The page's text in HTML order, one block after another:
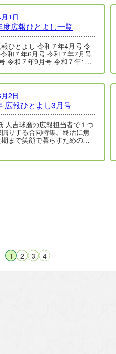
1日
度広報ひとよし一覧
令和７年4月号 令
和７年6月号 令和７年7月号
令和７年9月号 令和７年10
2日
広報ひとよし3月号
りする合同特集。終活に焦
まで笑顔で暮らすためのヒ
1 2 3 4